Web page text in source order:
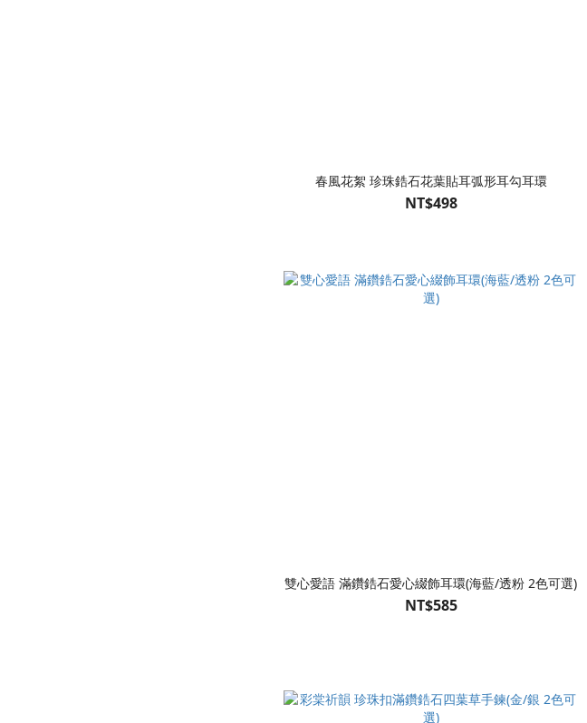
春風花絮 珍珠鋯石花葉貼耳弧形耳勾耳環
NT$498
雙心愛語 滿鑽鋯石愛心綴飾耳環(海藍/透粉 2色可選)
NT$585